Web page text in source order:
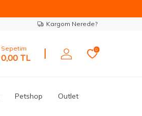
Kargom Nerede?
Sepetim
0,00 TL
0
Petshop Outlet